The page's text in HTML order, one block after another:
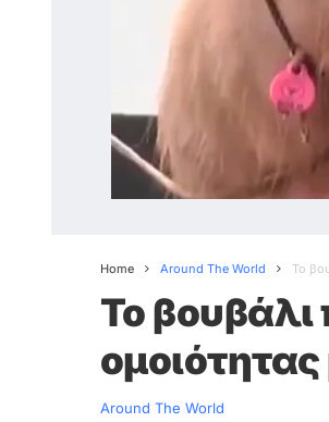
Home Around The World Το
Το βουβάλι
Around The World